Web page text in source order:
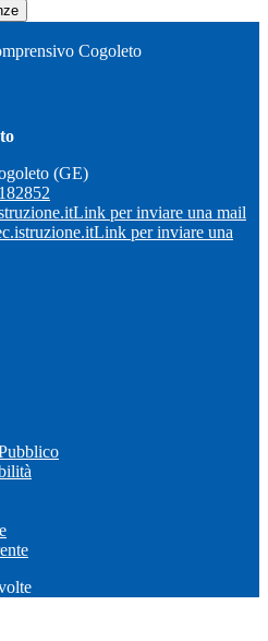
Cogoleto
(GE)
Link per inviare una mail
Link per inviare una